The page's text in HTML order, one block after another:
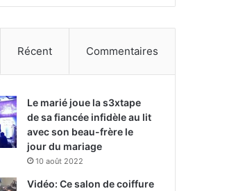
Récent Commentaires
Le marié joue la s3xtape
de sa fiancée infidèle au lit
avec son beau-frère le
jour du mariage
10 août 2022
Vidéo: Ce salon de coiffure